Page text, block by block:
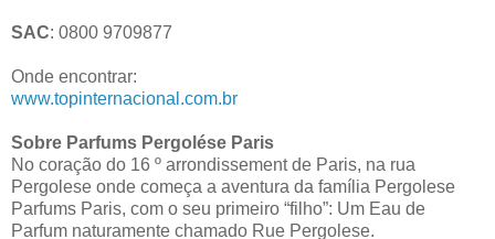
SAC: 0800 9709877
Onde encontrar:
www.topinternacional.com.br
Sobre Parfums Pergolése Paris
No coração do 16 º arrondissement de Paris, na rua
Pergolese onde começa a aventura da família Pergolese
Parfums Paris, com o seu primeiro “filho”: Um Eau de
Parfum naturamente chamado Rue Pergolese.